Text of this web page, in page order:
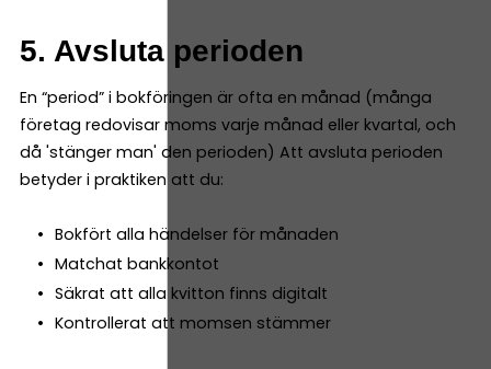
5. Avsluta perioden
En “period” i bokföringen är ofta en månad (många
företag redovisar moms varje månad eller kvartal, och
då 'stänger man' den perioden) Att avsluta perioden
betyder i praktiken att du:
Bokfört alla händelser för månaden
Matchat bankkontot
Säkrat att alla kvitton finns digitalt
Kontrollerat att momsen stämmer